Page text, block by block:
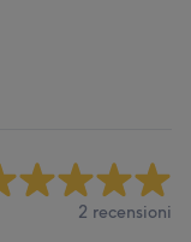
2 recensioni